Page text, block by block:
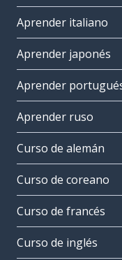
Aprender italiano
Aprender japonés
Aprender
Aprender ruso
Curso de alemán
Curso de coreano
Curso de francés
Curso de inglés